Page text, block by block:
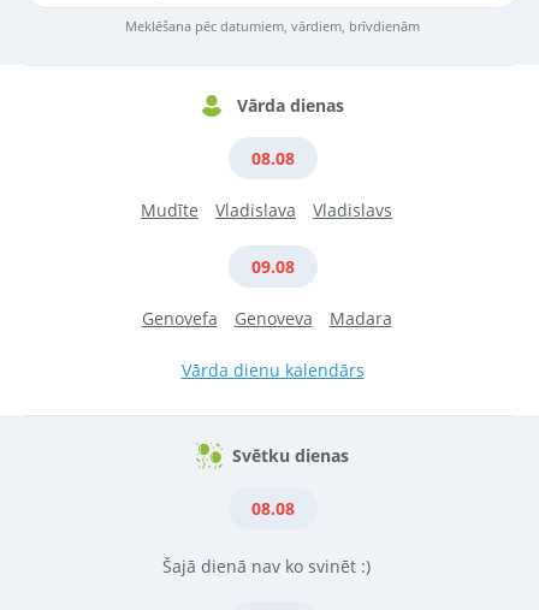
Meklēšana pēc datumiem, vārdiem, brīvdienām
Vārda dienas
08.08
Mudīte Vladislava Vladislavs
09.08
Genovefa Genoveva Madara
Vārda dienu kalendārs
Svētku dienas
08.08
Šajā dienā nav ko svinēt :)